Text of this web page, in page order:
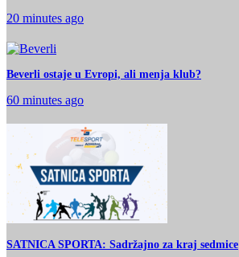
20 minutes ago
Beverli ostaje u Evropi, ali menja klub?
60 minutes ago
SATNICA SPORTA: Sadržajno za kraj sedmice